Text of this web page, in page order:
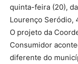
quinta-feira (20),
Lourenço Seródio,
O projeto da
Consumidor
diferente do